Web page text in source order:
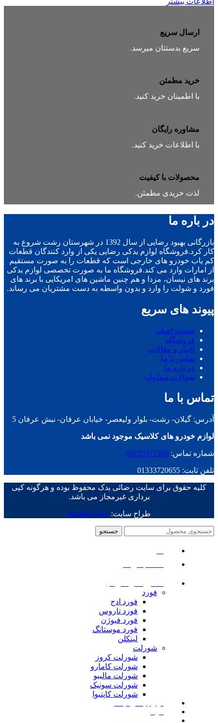
ارسال سریع
سریع بدستتان میرسد.
خرید مطمئن
با اطمینان خرید کنید.
مشاوره رایگان
با اطلاعات خرید کنید.
محصولات با کیفیت
لذت خریدی مطمئن.
در باره ما
بازرگانی بهبود رضایی از سال 1392 در شهرستان رشت شروع به
کار کرد.فروشگاه لوازم یدکی رضایی یکی از وارد کنندگان قطعات
کم یاب خودرو های خارجی است که قطعات را به صورت مستقیم
از امارات وارد می کند.فروشگاه ما به صورت تخصصی لوازم یدکی
برند های نیسان، مزدا و هم چنین ماشین های امریکایی با برند های
فورد و شولت را وارد و بدون واسطه به دست مشتریان می رساند.
پیوند های سریع
صفحه اصلی
فروشگاه
اخبار و مقالات
تماس با ما
در باره ما
سوالات متداول
تماس با ما
آدرس: گیلان- رشت- بلوار ولیعصر- خیابان عرفان- نبش عرفان 5
لوازم خودرو های کلاسیک موجود نمی باشد
شماره تماس: 09120371288
تلفن ثابت: 01333720655
کلیه حقوق برای سایت رضائی یدک محفوظ بوده و هرگونه کپی
برداری غیرمجاز می باشد.
طراح سایت:hamihan.web
جستجو
فورد
فورد ادج
فورد تاروس
فورد فیوژن
فورد موستانگ
لینکلن
شورلت
شورلت کروز
شورلت کامارو
شورلت مالیبو
شورلت سونیک
شورلت کاپتیوا